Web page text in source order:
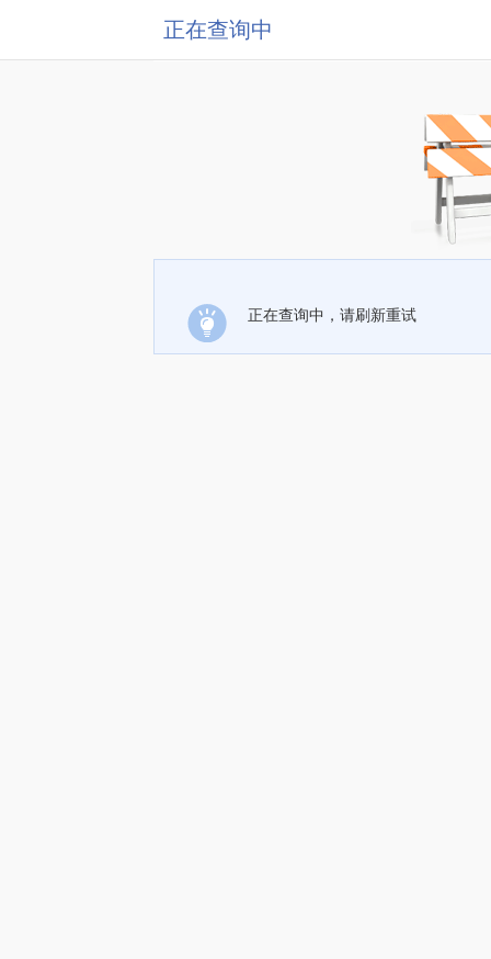
正在查询中
正在查询中，请刷新重试